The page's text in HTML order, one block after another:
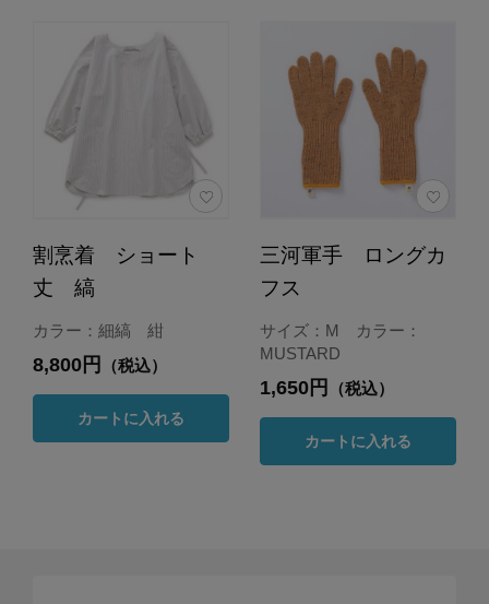
割烹着 ショート
丈 縞
カラー：細縞 紺
8,800円 （税込）
カートに入れる
三河軍手 ロングカ
フス
サイズ：M カラー：
MUSTARD
1,650円 （税込）
カートに入れる